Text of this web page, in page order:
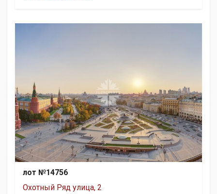
лот №14756
Охотный Ряд улица, 2